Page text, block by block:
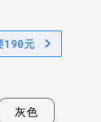
190元
灰色